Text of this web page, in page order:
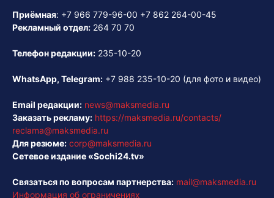
Приёмная: +7 966 779-96-00 +7 862 264-00-45
Рекламный отдел: 264 70 70
Телефон редакции: 235-10-20
WhatsApp, Telegram: +7 988 235-10-20 (для фото и видео)
Email редакции: news@maksmedia.ru
Заказать рекламу: https://maksmedia.ru/contacts/
reclama@maksmedia.ru
Для резюме: corp@maksmedia.ru
Сетевое издание «Sochi24.tv»
Связаться по вопросам партнерства: mail@maksmedia.ru
Информация об ограничениях